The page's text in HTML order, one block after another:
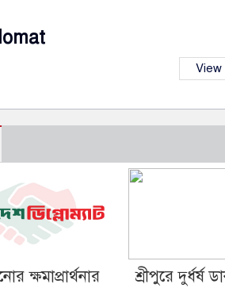
View
ক্ষমাপ্রার্থনার
শ্রীপুরে দুর্ধর্ষ